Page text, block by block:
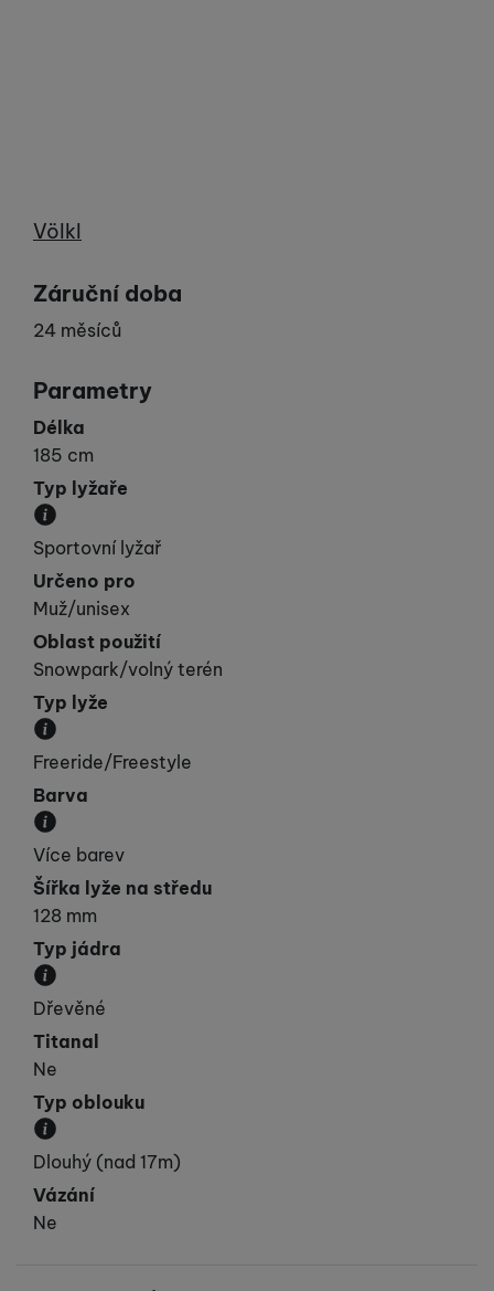
Výrobce
Völkl
Záruční doba
24 měsíců
Parametry
Délka
185 cm
Typ lyžaře
Udává vaší „výkonnost“.
Sportovní lyžař
Určeno pro
Muž/unisex
Oblast použití
Snowpark/volný terén
Typ lyže
Kategorie, do které lyže spadá svými vlastnostmi.
Freeride/Freestyle
Barva
Převládající barva výrobku.
Více barev
Šířka lyže na středu
128 mm
Typ jádra
Materiál, ze kterého je jádro lyže vyrobeno.
Dřevěné
Titanal
Ne
Typ oblouku
Přibližná velikost poloměru oblouku.
Dlouhý (nad 17m)
Vázání
Ne